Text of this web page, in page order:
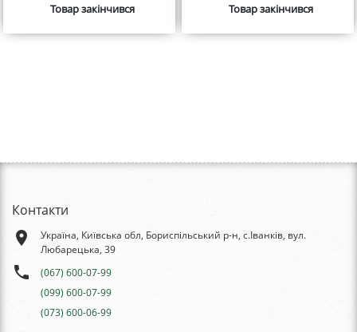
Товар закінчився Товар закінчився
Контакти
place
Україна, Київська обл, Бориспільський р-н, с.Іванків, вул.
Любарецька, 39
phone
(067) 600-07-99
(099) 600-07-99
(073) 600-06-99